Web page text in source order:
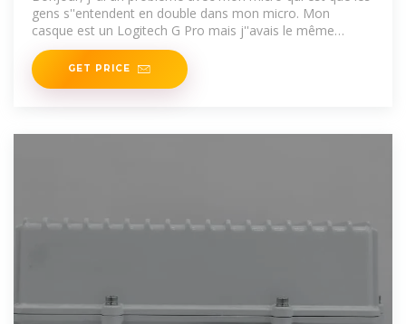
gens s''entendent en double dans mon micro. Mon
casque est un Logitech G Pro mais j''avais le même
problème
GET PRICE